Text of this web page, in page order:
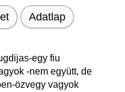
Adatlap
egy fiu
-nem együtt, de
özvegy vagyok